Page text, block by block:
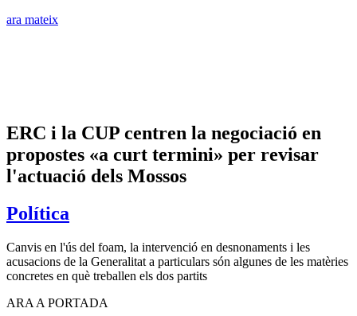
ara mateix
ERC i la CUP centren la negociació en
propostes «a curt termini» per revisar
l'actuació dels Mossos
Política
Canvis en l'ús del foam, la intervenció en desnonaments i les
acusacions de la Generalitat a particulars són algunes de les matèries
concretes en què treballen els dos partits
ARA A PORTADA